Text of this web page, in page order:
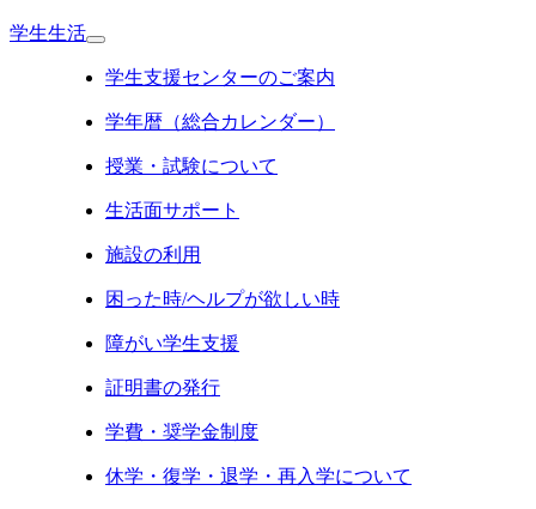
学生生活
学生支援センターのご案内
学年暦（総合カレンダー）
授業・試験について
生活面サポート
施設の利用
困った時/ヘルプが欲しい時
障がい学生支援
証明書の発行
学費・奨学金制度
休学・復学・退学・再入学について